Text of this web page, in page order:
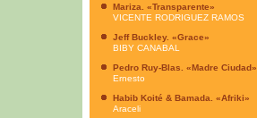
Mariza. «Transparente»
VICENTE RODRIGUEZ RAMOS
Jeff Buckley. «Grace»
BIBY CANABAL
Pedro Ruy-Blas. «Madre Ciudad»
Ernesto
Habib Koité & Bamada. «Afriki»
Araceli